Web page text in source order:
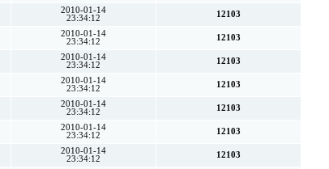
2010-01-14
23:34:12
12103
2010-01-14
23:34:12
12103
2010-01-14
23:34:12
12103
2010-01-14
23:34:12
12103
2010-01-14
23:34:12
12103
2010-01-14
23:34:12
12103
2010-01-14
23:34:12
12103